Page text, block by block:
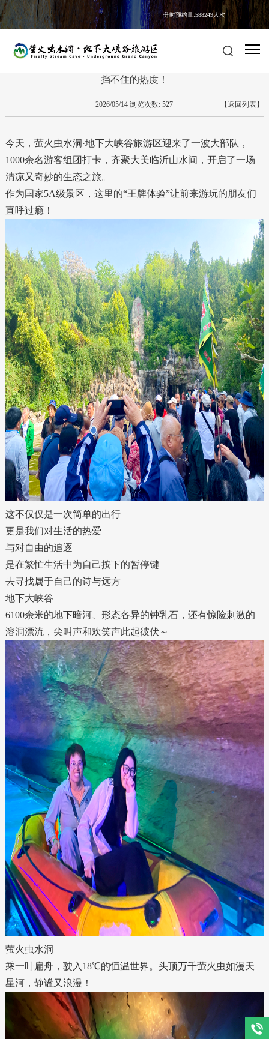
分时预约量:588249人次
最新动态 5A创建 节庆活动
挡不住的热度！
2026/05/14 浏览次数: 527 【返回列表】
今天，萤火虫水洞·地下大峡谷旅游区迎来了一波大部队，
1000余名游客组团打卡，齐聚大美临沂山水间，开启了一场
清凉又奇妙的生态之旅。
作为国家5A级景区，这里的“王牌体验”让前来游玩的朋友们
直呼过瘾！
这不仅仅是一次简单的出行
更是我们对生活的热爱
与对自由的追逐
是在繁忙生活中为自己按下的暂停键
去寻找属于自己的诗与远方
地下大峡谷
6100余米的地下暗河、形态各异的钟乳石，还有惊险刺激的
溶洞漂流，尖叫声和欢笑声此起彼伏～
萤火虫水洞
乘一叶扁舟，驶入18℃的恒温世界。头顶万千萤火虫如漫天
星河，静谧又浪漫！